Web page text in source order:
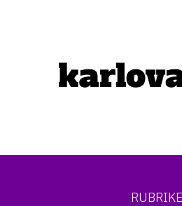
RUBRIKE